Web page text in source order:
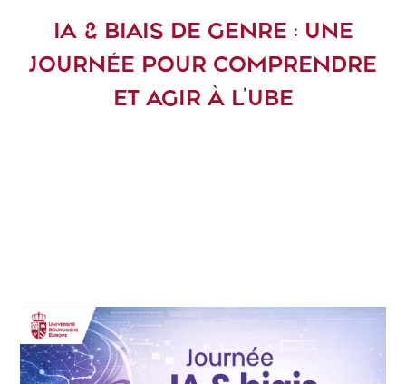
IA & BIAIS DE GENRE : UNE
JOURNÉE POUR COMPRENDRE
ET AGIR À L’UBE